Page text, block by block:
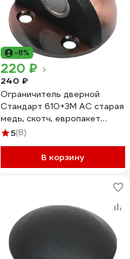
-8%
220 ₽
240 ₽
Ограничитель дверной
Стандарт 610+3М AC старая
медь, скотч, европакет
15809
5(8)
В корзину